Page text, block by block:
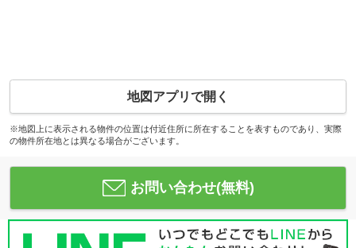
地図アプリで開く
※地図上に表示される物件の位置は付近住所に所在することを表すものであり、実際
の物件所在地とは異なる場合がございます。
お問い合わせ(無料)